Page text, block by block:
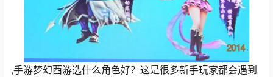
,手游梦幻西游选什么角色好？这是很多新手玩家都会遇到